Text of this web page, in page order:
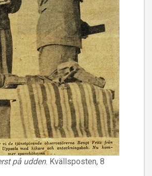
på udden. Kvällsposten, 8